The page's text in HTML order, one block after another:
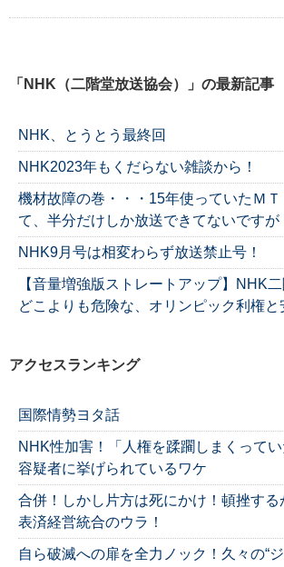
「NHK（二階堂放送協会）」の最新記事
NHK、とうとう最終回
NHK2023年もくだらない雑談から！
機材故障の巻・・・15年使っていたＭ
て、半分だけしか放送できてないですが
NHK9月号は相変わらず放送禁止号！
【音量増強版ストレートアップ】NHK
どこよりも危険な、オリンピック利権と
アクセスランキング
国際情勢ヨタ話
NHK性加害！「人権を蹂躙しまくって
容疑者に挙げられているワケ
合併！しかし片方は死にかけ！頓挫する
表済経営統合のウラ！
自ら破滅への扉を全力ノック！久々の“